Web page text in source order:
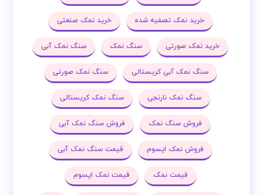
خرید نمک تصفیه شده خرید نمک صنعتی
خرید نمک صورتی سنگ نمک سنگ نمک آبی
سنگ نمک آبی کریستالی سنگ نمک صورتی
سنگ نمک نارنجی سنگ نمک کریستالی
فروش سنگ نمک فروش سنگ نمک آبی
فروش نمک اپسوم قیمت سنگ نمک آبی
قیمت نمک قیمت نمک اپسوم